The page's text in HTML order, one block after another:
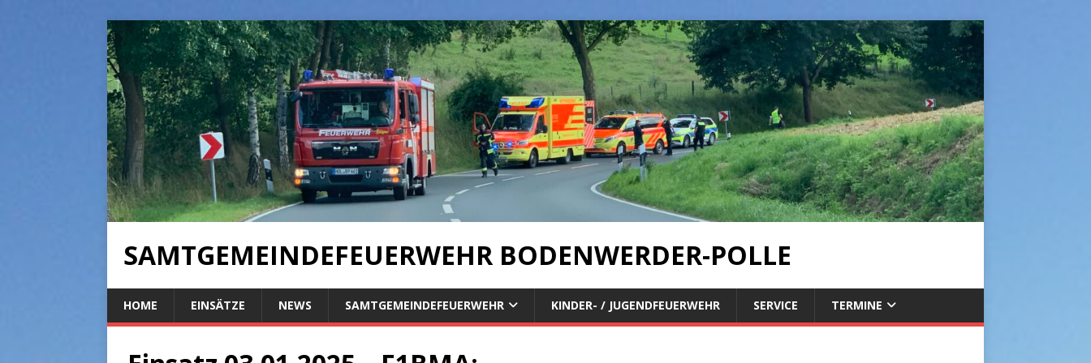
SAMTGEMEINDEFEUERWEHR BODENWERDER-POLLE
HOME EINSÄTZE NEWS SAMTGEMEINDEFEUERWEHR KINDER- / JUGENDFEUERWEHR SERVICE TERMINE